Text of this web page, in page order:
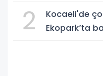
2
Kocaeli'de
Ekopark’ta